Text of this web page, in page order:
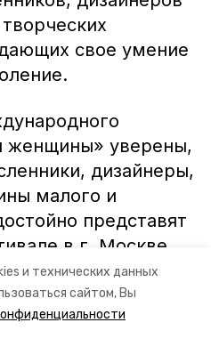
и технических данных
сайтом, Вы
свое умение
женщины» уверены,
дизайнеры,
малого и
представят
в г. Москве.
СК